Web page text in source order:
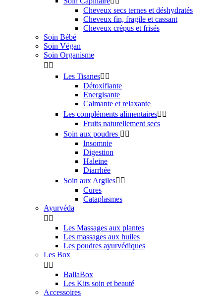
Cheveux secs ternes et déshydratés
Cheveux fin, fragile et cassant
Cheveux crépus et frisés
Soin Bébé
Soin Végan
Soin Organisme
 
Les Tisanes 
Détoxifiante
Energisante
Calmante et relaxante
Les compléments alimentaires 
Fruits naturellement secs
Soin aux poudres  
Insomnie
Digestion
Haleine
Diarrhée
Soin aux Argiles 
Cures
Cataplasmes
Ayurvéda
 
Les Massages aux plantes
Les massages aux huiles
Les poudres ayurvédiques
Les Box
 
BallaBox
Les Kits soin et beauté
Accessoires